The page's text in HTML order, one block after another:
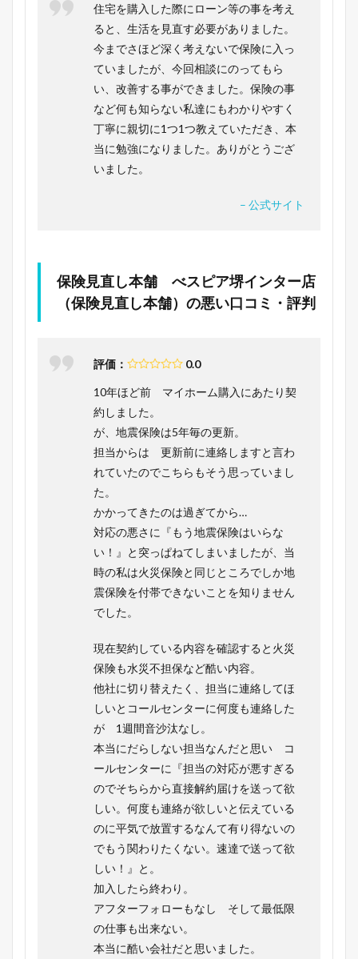
住宅を購入した際にローン等の事を考え
ると、生活を見直す必要がありました。
今までさほど深く考えないで保険に入っ
ていましたが、今回相談にのってもら
い、改善する事ができました。保険の事
など何も知らない私達にもわかりやすく
丁寧に親切に1つ1つ教えていただき、本
当に勉強になりました。ありがとうござ
いました。
– 公式サイト
保険見直し本舗 べスピア堺インター店
（保険見直し本舗）の悪い口コミ・評判
評価： 0.0
10年ほど前 マイホーム購入にあたり契
約しました。
が、地震保険は5年毎の更新。
担当からは 更新前に連絡しますと言わ
れていたのでこちらもそう思っていまし
た。
かかってきたのは過ぎてから…
対応の悪さに『もう地震保険はいらな
い！』と突っぱねてしまいましたが、当
時の私は火災保険と同じところでしか地
震保険を付帯できないことを知りません
でした。
現在契約している内容を確認すると火災
保険も水災不担保など酷い内容。
他社に切り替えたく、担当に連絡してほ
しいとコールセンターに何度も連絡した
が 1週間音沙汰なし。
本当にだらしない担当なんだと思い コ
ールセンターに『担当の対応が悪すぎる
のでそちらから直接解約届けを送って欲
しい。何度も連絡が欲しいと伝えている
のに平気で放置するなんて有り得ないの
でもう関わりたくない。速達で送って欲
しい！』と。
加入したら終わり。
アフターフォローもなし そして最低限
の仕事も出来ない。
本当に酷い会社だと思いました。